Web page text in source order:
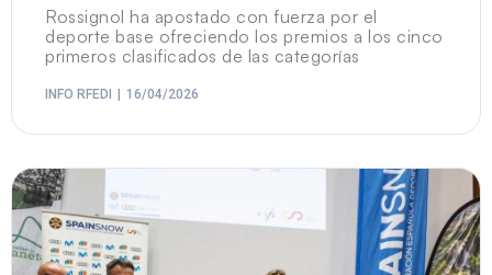
Rossignol ha apostado con fuerza por el
deporte base ofreciendo los premios a los cinco
primeros clasificados de las categorías
INFO RFEDI 16/04/2026